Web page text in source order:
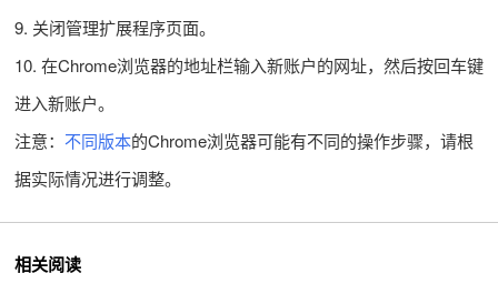
9. 关闭管理扩展程序页面。
10. 在Chrome浏览器的地址栏输入新账户的网址，然后按回车键
进入新账户。
注意： 不同版本的Chrome浏览器可能有不同的操作步骤，请根
据实际情况进行调整。
相关阅读